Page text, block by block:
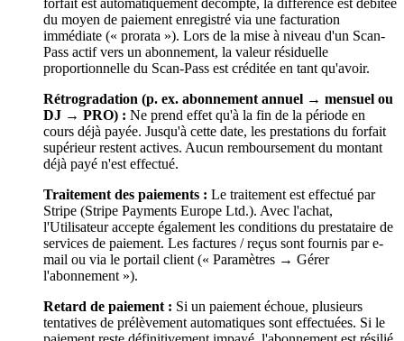
forfait est automatiquement décompté, la différence est débitée
du moyen de paiement enregistré via une facturation
immédiate (« prorata »). Lors de la mise à niveau d'un Scan-
Pass actif vers un abonnement, la valeur résiduelle
proportionnelle du Scan-Pass est créditée en tant qu'avoir.
Rétrogradation (p. ex. abonnement annuel → mensuel ou
DJ → PRO) : Ne prend effet qu'à la fin de la période en
cours déjà payée. Jusqu'à cette date, les prestations du forfait
supérieur restent actives. Aucun remboursement du montant
déjà payé n'est effectué.
Traitement des paiements : Le traitement est effectué par
Stripe (Stripe Payments Europe Ltd.). Avec l'achat,
l'Utilisateur accepte également les conditions du prestataire de
services de paiement. Les factures / reçus sont fournis par e-
mail ou via le portail client (« Paramètres → Gérer
l'abonnement »).
Retard de paiement : Si un paiement échoue, plusieurs
tentatives de prélèvement automatiques sont effectuées. Si le